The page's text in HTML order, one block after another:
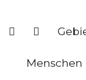
Menschen